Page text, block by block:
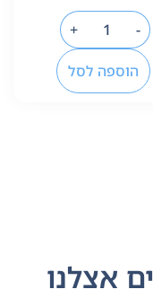
-
+
הוספה לסל
אצלנו